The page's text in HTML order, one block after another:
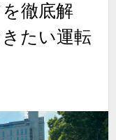
徹底解
たい運転